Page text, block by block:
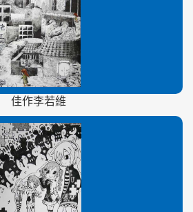
佳作李若維